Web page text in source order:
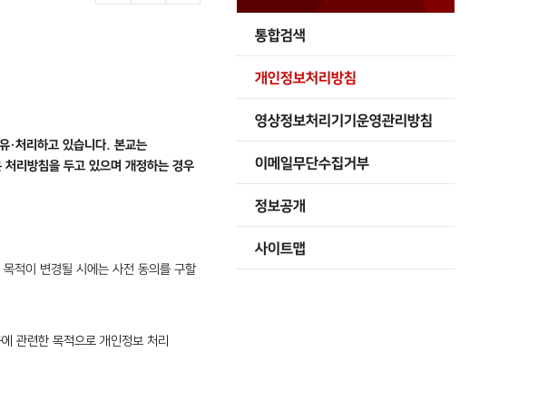
·처리하고 있습니다. 본교는
리방침을 두고 있으며 개정하는 경우
적이 변경될 시에는 사전 동의를 구할
관련한 목적으로 개인정보 처리
통합검색
개인정보처리방침
영상정보처리기기운영관리방침
이메일무단수집거부
정보공개
사이트맵